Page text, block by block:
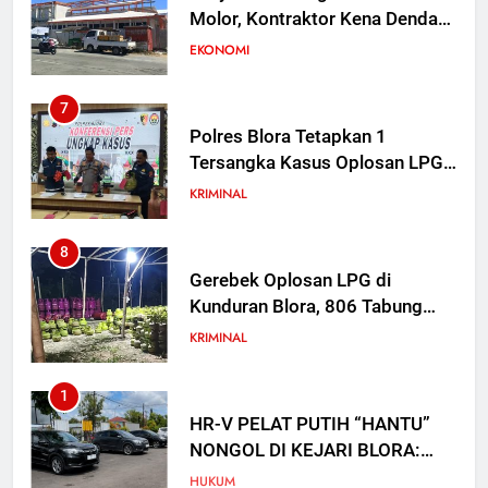
Molor, Kontraktor Kena Denda
Rp 30 Juta per Hari
EKONOMI
7
Polres Blora Tetapkan 1
Tersangka Kasus Oplosan LPG
Subsidi di Kunduran, 3 Buronan
KRIMINAL
8
Gerebek Oplosan LPG di
Kunduran Blora, 806 Tabung
Disita tapi Belum Ada Tersangka
KRIMINAL
1
HR-V PELAT PUTIH “HANTU”
NONGOL DI KEJARI BLORA:
NOPOL K 1915 YE TAK ADA DI
HUKUM